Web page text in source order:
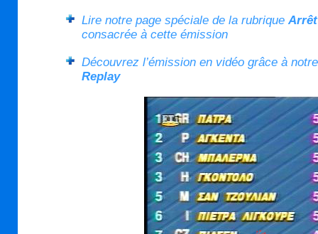
Lire notre page spéciale de la rubrique
consacrée à cette émission
Découvrez l’émission en vidéo grâce à
Replay